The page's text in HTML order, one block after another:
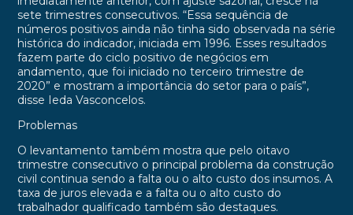
sete trimestres consecutivos. “Essa sequência de
números positivos ainda não tinha sido observada na série
histórica do indicador, iniciada em 1996. Esses resultados
fazem parte do ciclo positivo de negócios em
andamento, que foi iniciado no terceiro trimestre de
2020” e mostram a importância do setor para o país”,
disse Ieda Vasconcelos.
Problemas
O levantamento também mostra que pelo oitavo
trimestre consecutivo o principal problema da construção
civil continua sendo a falta ou o alto custo dos insumos. A
taxa de juros elevada e a falta ou o alto custo do
trabalhador qualificado também são destaques.